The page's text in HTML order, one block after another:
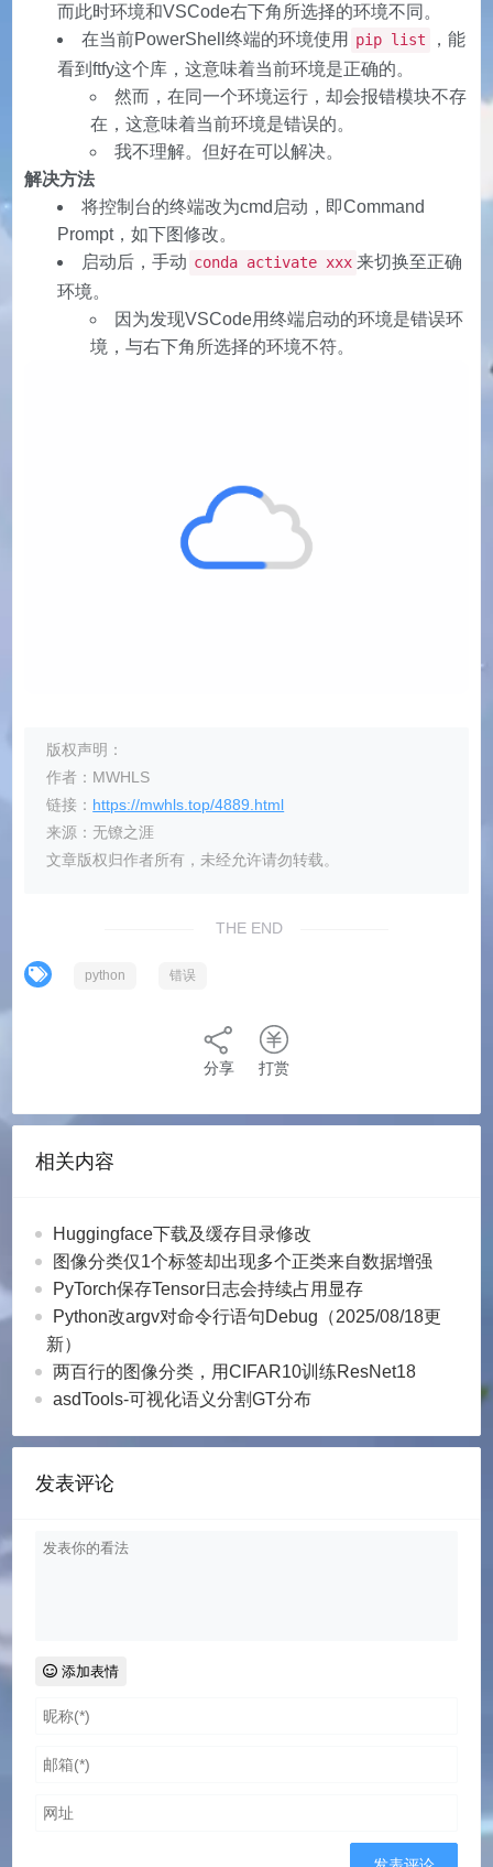
而此时环境和VSCode右下角所选择的环境不同。
在当前PowerShell终端的环境使用
pip list
，能
看到ftfy这个库，这意味着当前环境是正确的。
然而，在同一个环境运行，却会报错模块不存
在，这意味着当前环境是错误的。
我不理解。但好在可以解决。
解决方法
将控制台的终端改为cmd启动，即Command
Prompt，如下图修改。
启动后，手动 conda activate xxx 来切换至正确
环境。
因为发现VSCode用终端启动的环境是错误环
境，与右下角所选择的环境不符。
版权声明：
作者：MWHLS
链接： https://mwhls.top/4889.html
来源：无镣之涯
文章版权归作者所有，未经允许请勿转载。
THE END
python 错误
分享 打赏
相关内容
Huggingface下载及缓存目录修改
图像分类仅1个标签却出现多个正类来自数据增强
PyTorch保存Tensor日志会持续占用显存
Python改argv对命令行语句Debug（2025/08/18更
新）
两百行的图像分类，用CIFAR10训练ResNet18
asdTools-可视化语义分割GT分布
发表评论
添加表情